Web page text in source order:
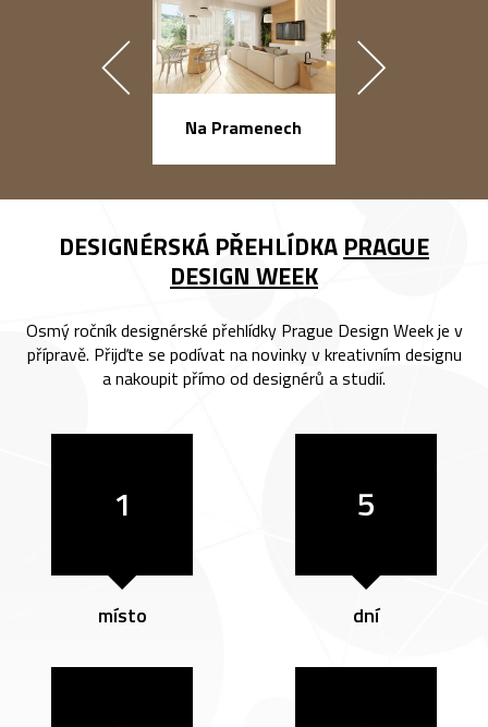
Na Pramenech
DESIGNÉRSKÁ PŘEHLÍDKA PRAGUE
DESIGN WEEK
Osmý ročník designérské přehlídky Prague Design Week je v
přípravě. Přijďte se podívat na novinky v kreativním designu
a nakoupit přímo od designérů a studií.
1
místo
5
dní